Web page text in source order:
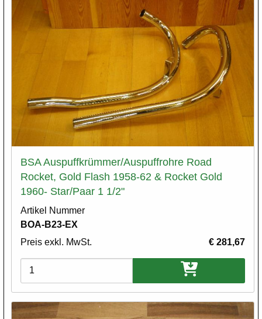
BSA Auspuffkrümmer/Auspuffrohre Road
Rocket, Gold Flash 1958-62 & Rocket Gold
1960- Star/Paar 1 1/2"
Artikel Nummer
BOA-B23-EX
Preis exkl. MwSt.
€ 281,67
Varianten